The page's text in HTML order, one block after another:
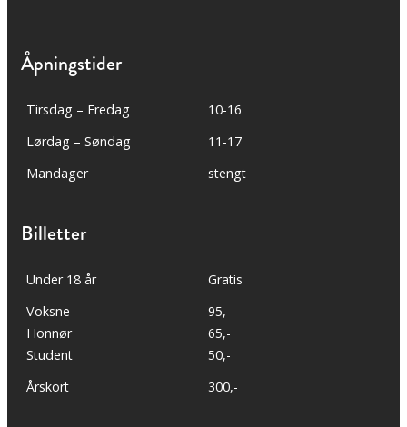
Åpningstider
Tirsdag – Fredag
10-16
Lørdag – Søndag
11-17
Mandager
stengt
Billetter
Under 18 år
Gratis
Voksne
Honnør
Student
95,-
65,-
50,-
Årskort
300,-